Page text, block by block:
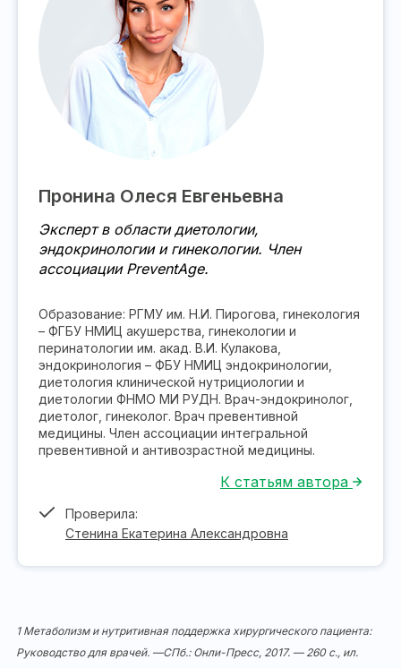
Пронина Олеся Евгеньевна
Эксперт в области диетологии,
эндокринологии и гинекологии. Член
ассоциации PreventAge.
Образование: РГМУ им. Н.И. Пирогова, гинекология
– ФГБУ НМИЦ акушерства, гинекологии и
перинатологии им. акад. В.И. Кулакова,
эндокринология – ФБУ НМИЦ эндокринологии,
диетология клинической нутрициологии и
диетологии ФНМО МИ РУДН. Врач-эндокринолог,
диетолог, гинеколог. Врач превентивной
медицины. Член ассоциации интегральной
превентивной и антивозрастной медицины.
К статьям автора
Проверила:
Стенина Екатерина Александровна
1 Метаболизм и нутритивная поддержка хирургического пациента:
Руководство для врачей. —СПб.: Онли-Пресс, 2017. — 260 с., ил.